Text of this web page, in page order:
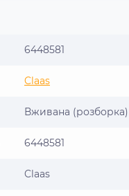
6448581
Claas
Вживана (розборка)
6448581
Claas